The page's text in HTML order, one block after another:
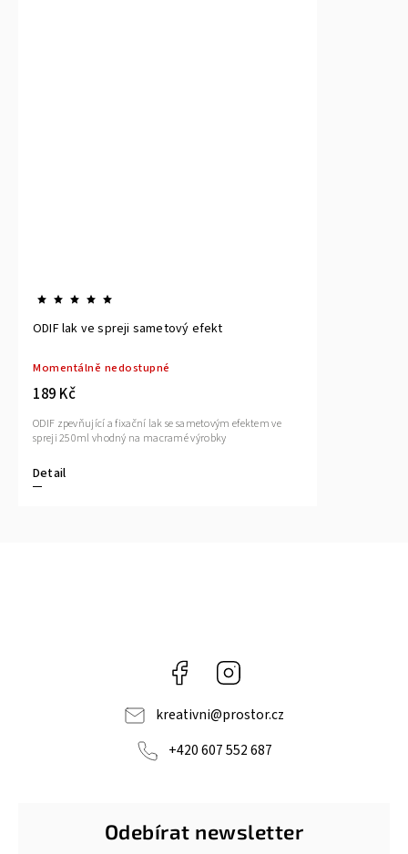
ODIF lak ve spreji sametový efekt
Momentálně nedostupné
189 Kč
Detail
ODIF zpevňující a fixační lak se sametovým efektem ve
spreji 250ml vhodný na macramé výrobky
Facebook
kreativni@prostor.cz
+420 607 552 687
Odebírat newsletter